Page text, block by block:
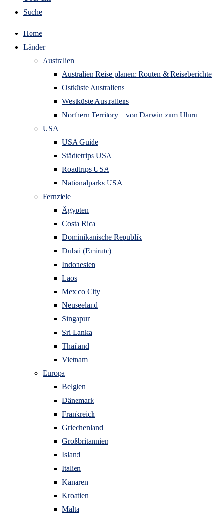
Suche
Home
Länder
Australien
Australien Reise planen: Routen & Reiseberichte
Ostküste Australiens
Westküste Australiens
Northern Territory – von Darwin zum Uluru
USA
USA Guide
Städtetrips USA
Roadtrips USA
Nationalparks USA
Fernziele
Ägypten
Costa Rica
Dominikanische Republik
Dubai (Emirate)
Indonesien
Laos
Mexico City
Neuseeland
Singapur
Sri Lanka
Thailand
Vietnam
Europa
Belgien
Dänemark
Frankreich
Griechenland
Großbritannien
Island
Italien
Kanaren
Kroatien
Malta